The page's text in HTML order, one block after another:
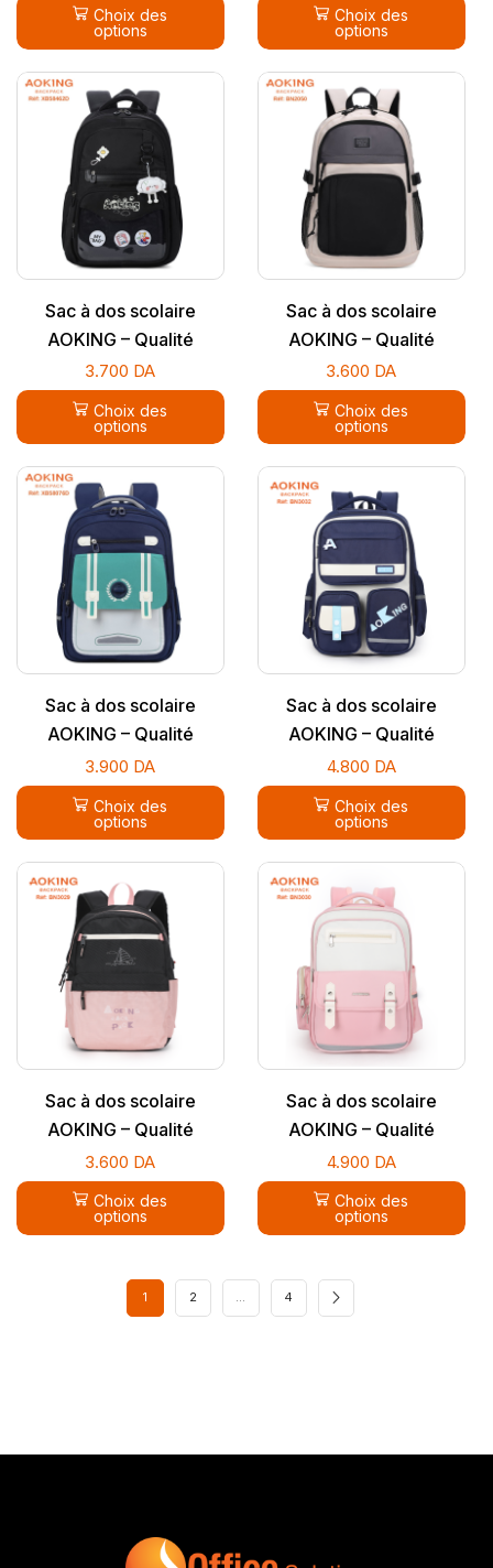
Choix des
options
Choix des
options
Sac à dos scolaire
AOKING – Qualité
supérieure
3.700 DA
Choix des
options
Sac à dos scolaire
AOKING – Qualité
supérieure
3.600 DA
Choix des
options
Sac à dos scolaire
AOKING – Qualité
supérieure
3.900 DA
Choix des
options
Sac à dos scolaire
AOKING – Qualité
supérieure
4.800 DA
Choix des
options
Sac à dos scolaire
AOKING – Qualité
supérieure
3.600 DA
Choix des
options
Sac à dos scolaire
AOKING – Qualité
supérieure
4.900 DA
Choix des
options
1 2 … 4